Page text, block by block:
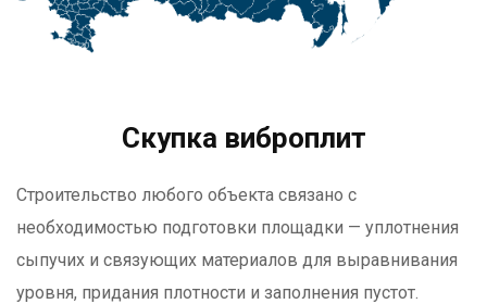
Скупка виброплит
Строительство любого объекта связано с
необходимостью подготовки площадки — уплотнения
сыпучих и связующих материалов для выравнивания
уровня, придания плотности и заполнения пустот.